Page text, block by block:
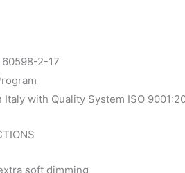
60598-2-17
with Quality System ISO
soft dimming